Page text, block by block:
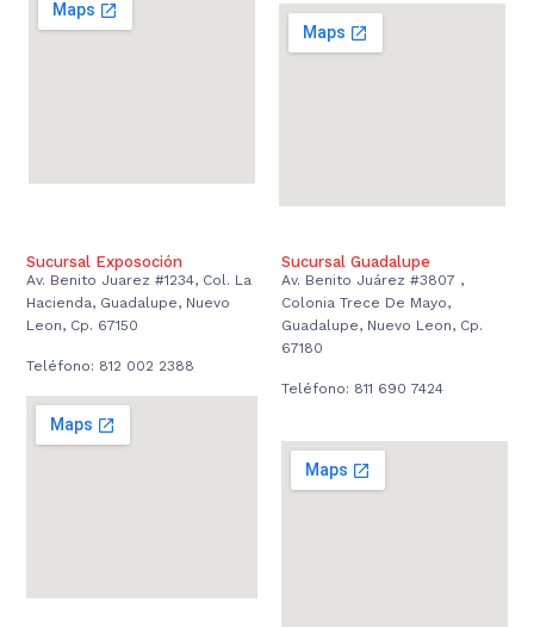
Sucursal Exposoción
Av. Benito Juarez #1234, Col. La
Hacienda, Guadalupe, Nuevo
Leon, Cp. 67150
Teléfono: 812 002 2388
Sucursal Guadalupe
Av. Benito Juárez #3807 ,
Colonia Trece De Mayo,
Guadalupe, Nuevo Leon, Cp.
67180
Teléfono: 811 690 7424